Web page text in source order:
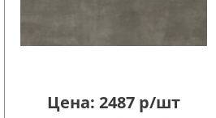
Цена: 2487 р/шт